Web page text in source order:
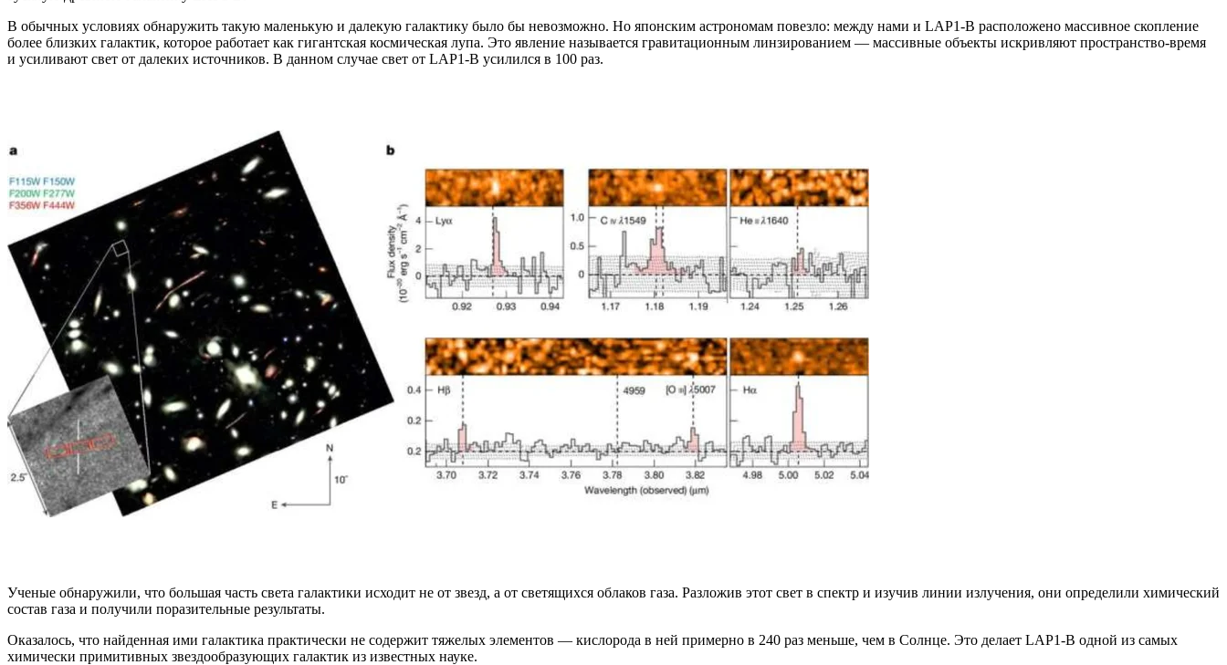
В обычных условиях обнаружить такую маленькую и далекую галактику было бы невозможно. Но японским астрономам повезло: между нами и LAP1-B расположено массивное скопление
более близких галактик, которое работает как гигантская космическая лупа. Это явление называется гравитационным линзированием — массивные объекты искривляют пространство-время
и усиливают свет от далеких источников. В данном случае свет от LAP1-B усилился в 100 раз.
Ученые обнаружили, что большая часть света галактики исходит не от звезд, а от светящихся облаков газа. Разложив этот свет в спектр и изучив линии излучения, они определили химический
состав газа и получили поразительные результаты.
Оказалось, что найденная ими галактика практически не содержит тяжелых элементов — кислорода в ней примерно в 240 раз меньше, чем в Солнце. Это делает LAP1‑B одной из самых
химически примитивных звездообразующих галактик из известных науке.